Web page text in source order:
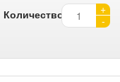
Количество:
+
-